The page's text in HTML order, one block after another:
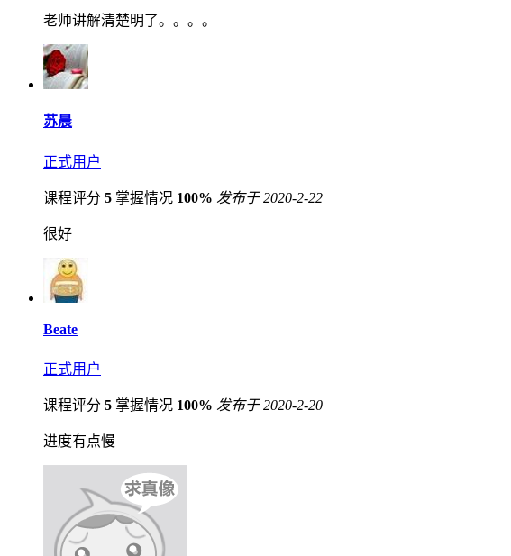
老师讲解清楚明了。。。。
苏晨
正式用户
课程评分 5 掌握情况 100% 发布于 2020-2-22
很好
Beate
正式用户
课程评分 5 掌握情况 100% 发布于 2020-2-20
进度有点慢